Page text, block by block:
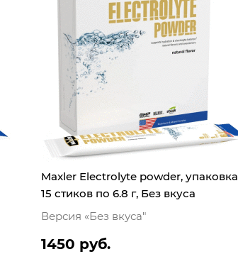
Maxler Electrolyte powder, упаковка
15 стиков по 6.8 г, Без вкуса
Версия «Без вкуса"
1450 руб.